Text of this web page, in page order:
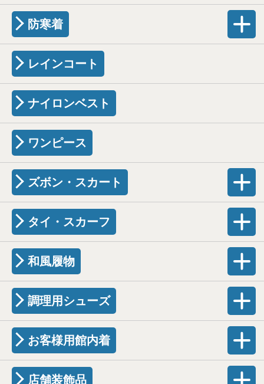
防寒着
レインコート
ナイロンベスト
ワンピース
ズボン・スカート
タイ・スカーフ
和風履物
調理用シューズ
お客様用館内着
店舗装飾品